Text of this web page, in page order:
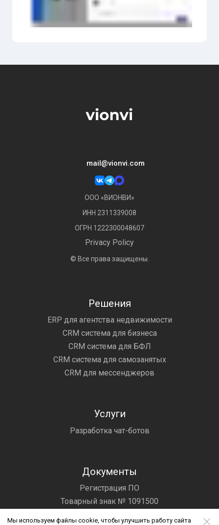
mail@vionvi.com
ООО «ВИОНВИ»
ИНН 2311339008
ОГРН 1222300048607
Privacy Policy
© Все права защищены.
Решения
ERP для агентства недвижимости
CRM система для бизнеса
CRM система для БФЛ
CRM система для самозанятых
CRM для мессенджеров
Услуги
Разработка чат-ботов
Документы
Регистрация ПО
Товарный знак № 1091500
Мы используем файлы cookie, чтобы улучшить работу сайта